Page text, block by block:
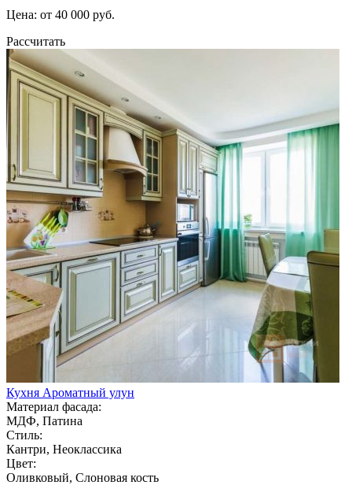
Цена: от 40 000 руб.
Рассчитать
Кухня Ароматный улун
Материал фасада:
МДФ, Патина
Стиль:
Кантри, Неоклассика
Цвет:
Оливковый, Слоновая кость